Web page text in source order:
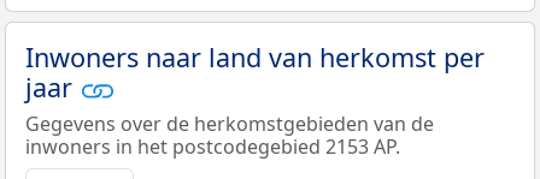
Inwoners naar land van herkomst per
jaar
Gegevens over de herkomstgebieden van de
inwoners in het postcodegebied 2153 AP.